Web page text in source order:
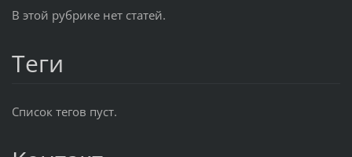
В этой рубрике нет статей.
Теги
Список тегов пуст.